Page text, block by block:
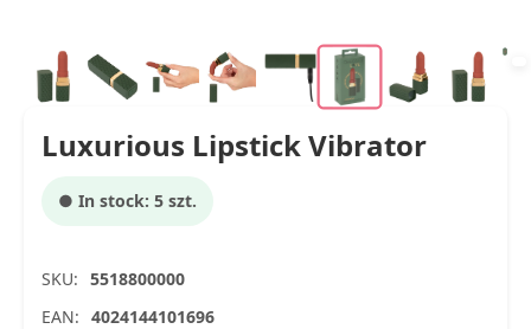
Luxurious Lipstick Vibrator
● In stock: 5 szt.
SKU: 5518800000
EAN: 4024144101696